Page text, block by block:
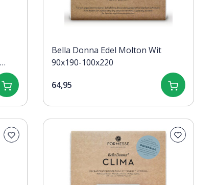
Bella Donna Edel Molton Wit
90x190-100x220
64,95